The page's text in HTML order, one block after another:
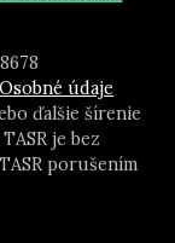
Osobné údaje
ďalšie šírenie
je bez
porušením